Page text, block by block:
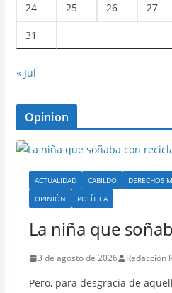
24 25 26 27
31
« Jul
Opinion
ACTUALIDAD CABILDO DERECHOS
OPINIÓN
POLÍTICA
La niña que
3 de agosto de 2026 Redacción
Pero, para desgracia de